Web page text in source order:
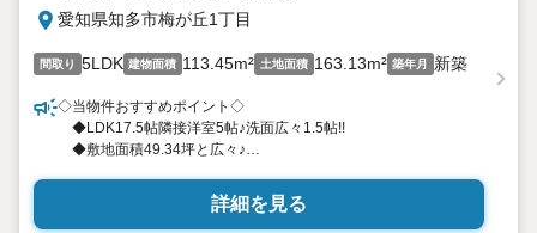
愛知県知多市梅が丘1丁目
間取り 5LDK 建物面積 113.45m² 土地面積 163.13m² 築年月 新築
◇当物件おすすめポイント◇
◆LDK17.5帖隣接洋室5帖♪洗面広々1.5帖!!
◆敷地面積49.34坪と広々♪
●今から見たい！聞きたい！にスピード対応可（*＾＿＾*）
●自己資金0円でも大丈夫！詳細を見る